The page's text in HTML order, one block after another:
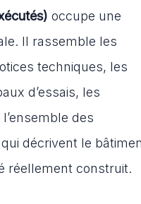
occupe une
Il rassemble les
techniques, les
d’essais, les
des
décrivent le
réellement construit.